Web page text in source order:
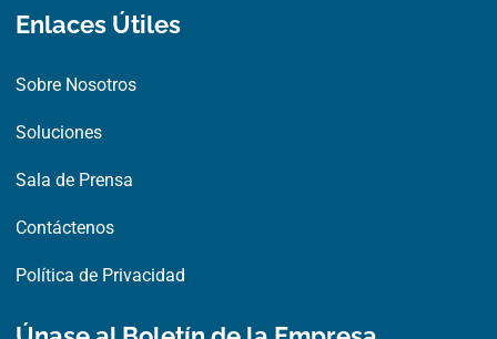
Enlaces Útiles
Sobre Nosotros
Soluciones
Sala de Prensa
Contáctenos
Política de Privacidad